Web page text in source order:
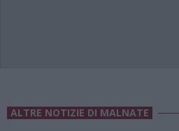
ALTRE NOTIZIE DI MALNATE